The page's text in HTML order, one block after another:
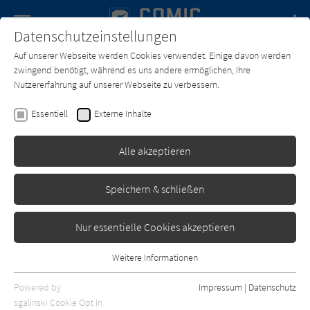
SUCHE Forum Charts Newsletter
Text: Neil Druckmann Faith Erin Hicks
Hicks
The Last of Us: American
Dreams
Erschienen: Juli 2013 0
Datenschutzeinstellungen
Auf unserer Webseite werden Cookies verwendet. Einige davon werden
zwingend benötigt, während es uns andere ermöglichen, Ihre
Nutzererfahrung auf unserer Webseite zu verbessern.
Essentiell Externe Inhalte
Alle akzeptieren
Speichern & schließen
Nur essentielle Cookies akzeptieren
Essentielle Cookies werden für grundlegende Funktionen der
Webseite benötigt. Dadurch ist gewährleistet, dass die Webseite
Weitere Informationen
Powered by
sgalinski Cookie Opt In
Impressum | Datenschutz